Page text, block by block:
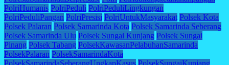
PolriHumanis PolriPeduli PolriPeduliLingkungan
PolriPeduliPangan PolriPresisi PolriUntukMasyarakat Polsek Kota
Polsek Palaran Polsek Samarinda Kota Polsek Samarinda Seberang
Polsek Samarinda Ulu Polsek Sungai Kunjang Polsek Sungai
Pinang Polsek Tabang PolsekKawasanPelabuhanSamarinda
PolsekPalaran PolsekSamarindaKota